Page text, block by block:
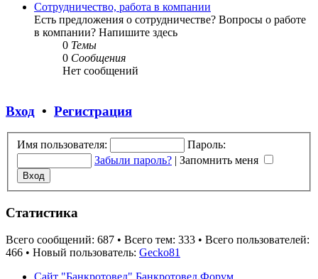
Сотрудничество, работа в компании
Есть предложения о сотрудничестве? Вопросы о работе
в компании? Напишите здесь
0 Темы
0 Сообщения
Нет сообщений
Вход • Регистрация
Имя пользователя:
Пароль:
Забыли пароль? | Запомнить меня
Статистика
Всего сообщений: 687 • Всего тем: 333 • Всего пользователей:
466 • Новый пользователь: Gecko81